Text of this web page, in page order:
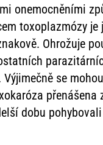
onemocněními
toxoplazmózy
Ohrožuje
se
dobu